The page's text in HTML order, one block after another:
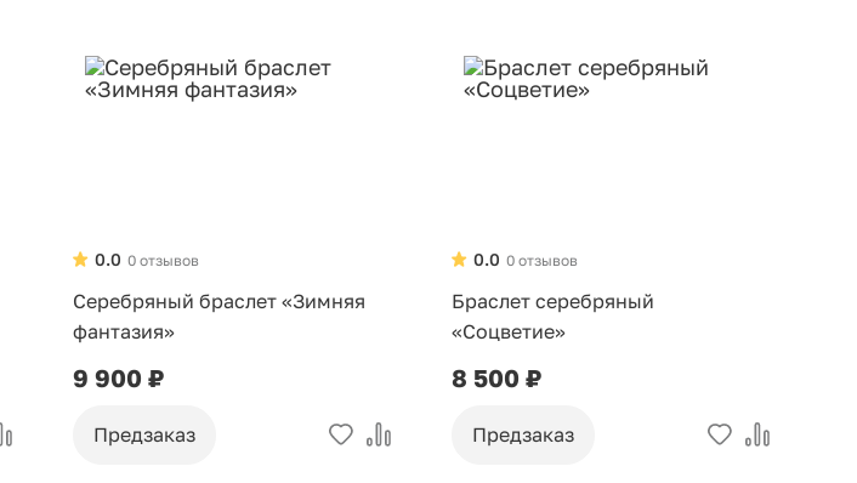
0 отзывов
0.0
Серебряный браслет «Зимняя
фантазия»
9 900 ₽
Предзаказ
0 отзывов
0.0
Браслет серебряный
«Соцветие»
8 500 ₽
Предзаказ